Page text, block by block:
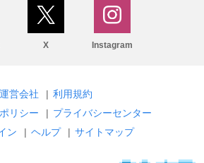
X Instagram
運営会社 | 利用規約
リシー
| プライバシーセンター
ン
| ヘルプ | サイトマップ